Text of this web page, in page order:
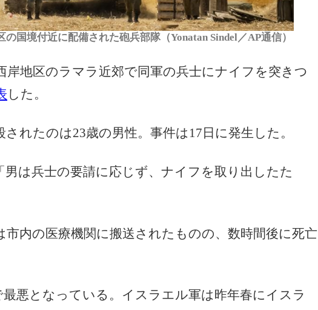
国境付近に配備された砲兵部隊（Yonatan Sindel／AP通信）
岸地区のラマラ近郊で同軍の兵士にナイフを突きつ
した。
れたのは23歳の男性。事件は17日に発生した。
は兵士の要請に応じず、ナイフを取り出したた
内の医療機関に搬送されたものの、数時間後に死亡
悪となっている。イスラエル軍は昨年春にイスラ